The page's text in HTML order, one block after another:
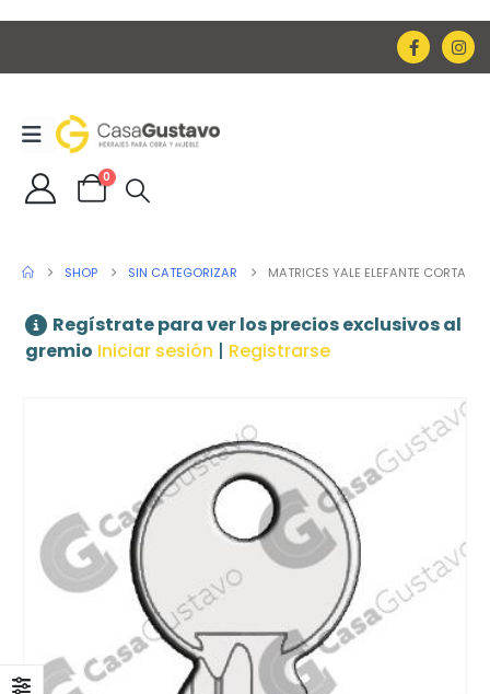
0
SHOP SIN CATEGORIZAR MATRICES YALE ELEFANTE CORTA
Regístrate para ver los precios exclusivos al
gremio Iniciar sesión | Registrarse